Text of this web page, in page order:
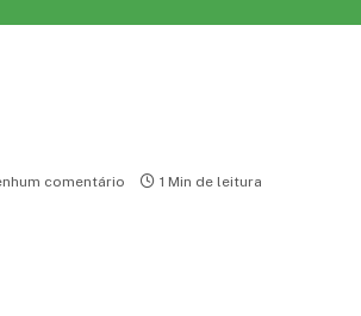
comentário 1 Min de leitura